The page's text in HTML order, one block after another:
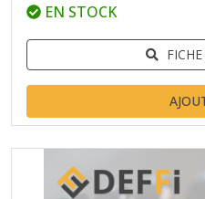
EN STOCK